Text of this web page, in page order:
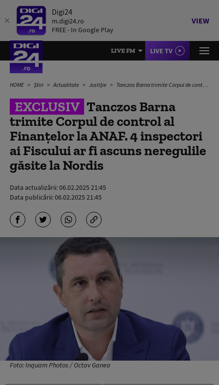
Digi24
m.digi24.ro
FREE - In Google Play
VIEW
LIVE FM LIVE TV
HOME Știri Actualitate Justiție Tanczos Barna trimite Corpul de control al Finanțelor la ANAF. 4 inspectori ai Fiscului ar fi ascuns neregulile găsite la Nordis
EXCLUSIV Tanczos Barna
trimite Corpul de control al
Finanțelor la ANAF. 4 inspectori
ai Fiscului ar fi ascuns neregulile
găsite la Nordis
Data actualizării:06.02.2025 21:45
Data publicării:06.02.2025 21:45
Foto: Inquam Photos / Octav Ganea